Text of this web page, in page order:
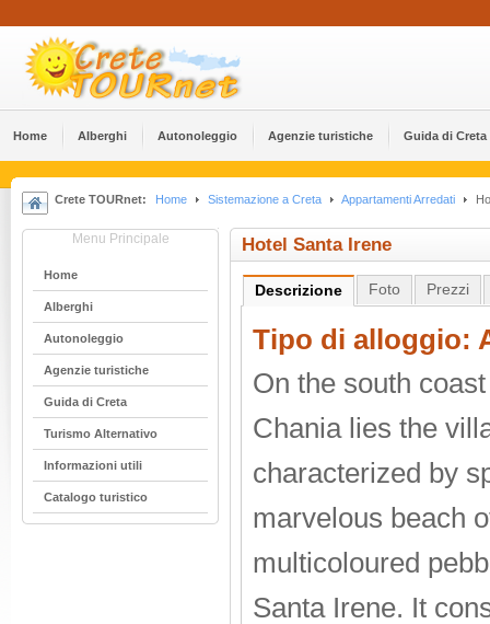
Home Alberghi Αutonoleggio Agenzie turistiche Guida di Creta
Crete TOURnet: Home Sistemazione a Creta Appartamenti Arredati
Menu Principale
Home
Alberghi
Αutonoleggio
Agenzie turistiche
Guida di Creta
Turismo Alternativo
Informazioni utili
Catalogo turistico
Hotel Santa Irene
Descrizione Foto Prezzi
Tipo di alloggio:
On the south
Chania lies the
characterized by
marvelous beach
multicoloured
Santa Irene. It